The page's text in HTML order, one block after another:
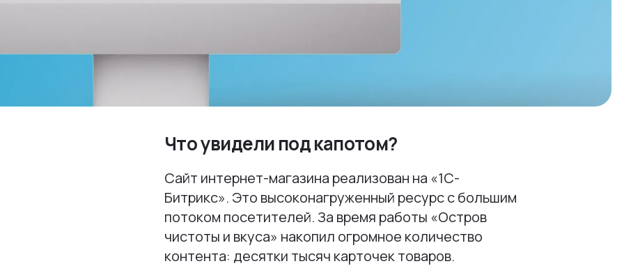
Что увидели под капотом?
Сайт интернет-магазина реализован на «1С-
Битрикс». Это высоконагруженный ресурс с большим
потоком посетителей. За время работы «Остров
чистоты и вкуса» накопил огромное количество
контента: десятки тысяч карточек товаров.